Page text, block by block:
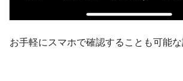
お手軽にスマホで確認することも可能な